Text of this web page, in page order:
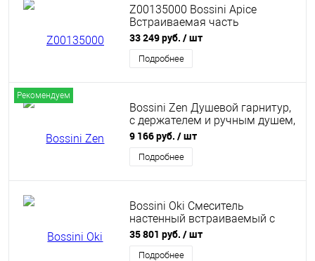
Z00135000 Bossini Apice
Встраиваемая часть
термостатического смесителя
для душа
33 249 руб. / шт
Подробнее
Рекомендуем
Bossini Zen Душевой гарнитур,
с держателем и ручным душем,
цвет: хром
9 166 руб. / шт
Подробнее
Bossini Oki Смеситель
настенный встраиваемый с
изливом 22 см, с встроенной
частью, цвет: хром
35 801 руб. / шт
Подробнее